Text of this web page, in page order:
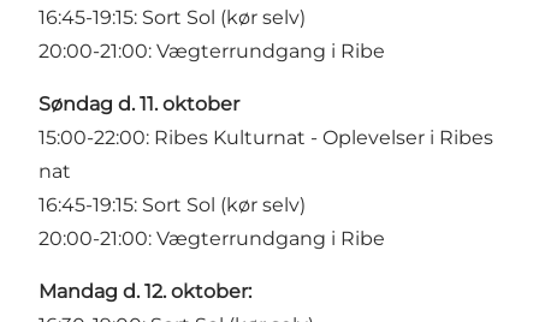
16:45-19:15: Sort Sol (kør selv)
20:00-21:00: Vægterrundgang i Ribe
Søndag d. 11. oktober
15:00-22:00: Ribes Kulturnat - Oplevelser i Ribes
nat
16:45-19:15: Sort Sol (kør selv)
20:00-21:00: Vægterrundgang i Ribe
Mandag d. 12. oktober: